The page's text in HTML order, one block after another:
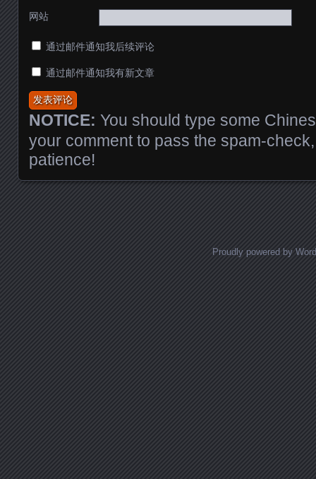
网站
通过邮件通知我后续评论
通过邮件通知我有新文章
NOTICE: You should type some
your comment to pass the spam-
patience!
Proudly powered by